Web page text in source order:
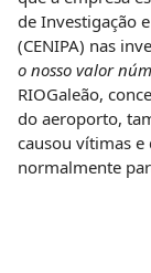
de Investigação
(CENIPA) nas
o nosso valor
RIOGaleão,
do aeroporto,
causou vítimas
normalmente